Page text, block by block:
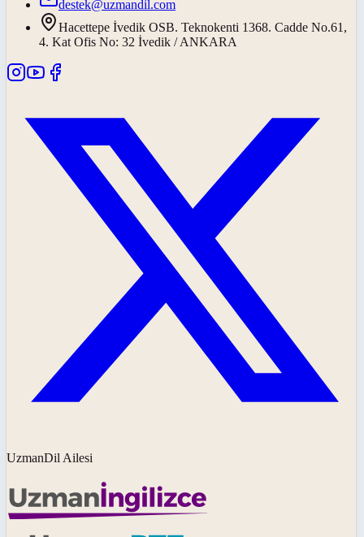
destek@uzmandil.com
Hacettepe İvedik OSB. Teknokenti 1368. Cadde No.61,
4. Kat Ofis No: 32 İvedik / ANKARA
UzmanDil Ailesi